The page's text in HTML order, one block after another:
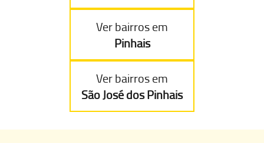
Ver bairros em
Pinhais
Ver bairros em
São José dos Pinhais